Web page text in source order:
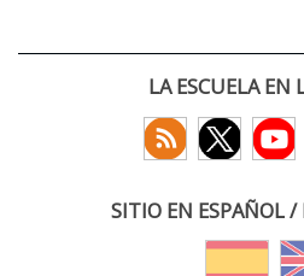
LA ESCUELA EN
SITIO EN ESPAÑOL /